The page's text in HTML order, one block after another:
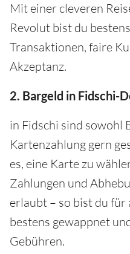
Mit einer cleveren
Revolut bist du
Transaktionen, faire
Akzeptanz.
2. Bargeld in Fidschi-
in Fidschi sind sowohl
Kartenzahlung gern
es, eine Karte zu
Zahlungen und
erlaubt – so bist du
bestens gewappnet
Gebühren.